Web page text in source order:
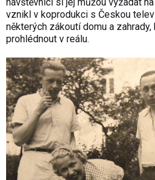
návštěvníci si jej můžou vyžádat
vznikl v koprodukci s Českou
některých zákoutí domu a
prohlédnout v reálu.